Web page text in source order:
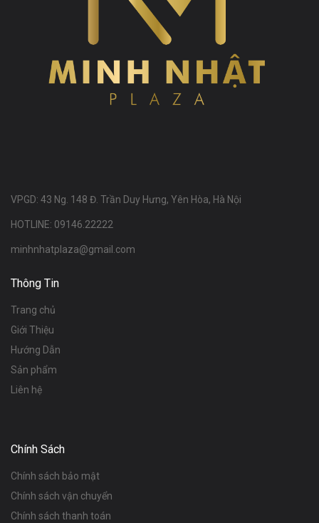
VPGD: 43 Ng. 148 Đ. Trần Duy Hưng, Yên Hòa, Hà Nội
HOTLINE: 09146.22222
minhnhatplaza@gmail.com
Thông Tin
Trang chủ
Giới Thiệu
Hướng Dẫn
Sản phẩm
Liên hệ
Chính Sách
Chính sách bảo mật
Chính sách vận chuyển
Chính sách thanh toán